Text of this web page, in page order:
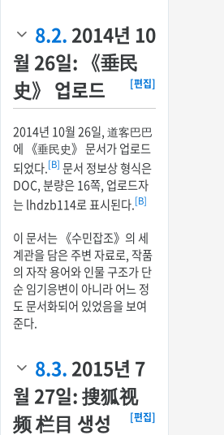
8.2. 2014년 10
월 26일: 《垂民
史》 업로드
[편집]
2014년 10월 26일, 道客巴巴
에 《垂民史》 문서가 업로드
되었다.[B] 문서 정보상 형식은
DOC, 분량은 16쪽, 업로드자
는 lhdzb114로 표시된다.[B]
이 문서는 《수민잡조》의 세
계관을 담은 주변 자료로, 작품
의 자작 용어와 인물 구조가 단
순 임기응변이 아니라 어느 정
도 문서화되어 있었음을 보여
준다.
8.3. 2015년 7
월 27일: 搜狐视
频 栏目 생성
[편집]